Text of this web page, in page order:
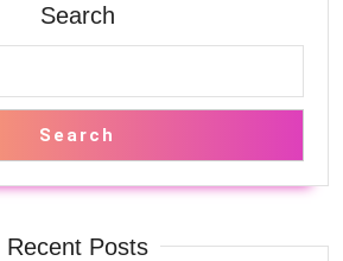
Search
Search
Recent Posts